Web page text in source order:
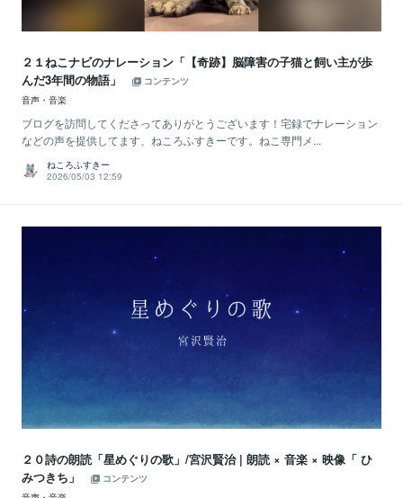
２１ねこナビのナレーション「【奇跡】脳障害の子猫と飼い主が歩
んだ3年間の物語」
コンテンツ
音声・音楽
ブログを訪問してくださってありがとうございます！宅録でナレーション
などの声を提供してます、ねころふすきーです。ねこ専門メ...
ねころふすきー
2026/05/03 12:59
２０詩の朗読「星めぐりの歌」/宮沢賢治 | 朗読 × 音楽 × 映像「 ひ
みつきち」
コンテンツ